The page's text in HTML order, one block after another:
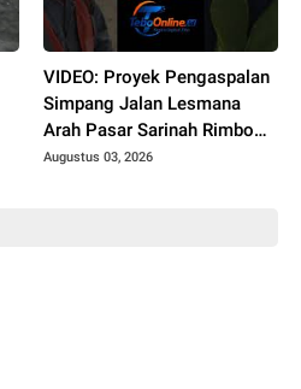
VIDEO: Proyek Pengaspalan
Simpang Jalan Lesmana
Arah Pasar Sarinah Rimbo
Bujang Sedot Anggaran Rp
Augustus 03, 2026